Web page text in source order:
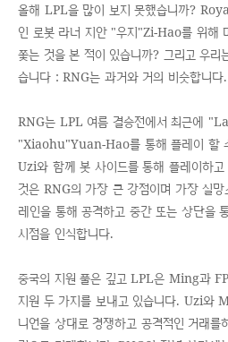
올해 LPL을 많이 보지 못했습니까?
인 로봇 라너 지안 "우지"Zi-Hao를 위해
쫓는 것을 본 적이 있습니까? 그리고 우리
습니다 : RNG는 과거와 거의 비슷합니다.
RNG는 LPL 여름 결승전에서 최근에
"Xiaohu"Yuan-Hao를 통해 플레이 할
Uzi와 함께 봇 사이드를 통해 플레이
것은 RNG의 가장 큰 강점이며 가장 실망
레인을 통해 공격하고 중간 또는 상단을
시점을 인식합니다.
중국의 지원 풀은 깊고 LPL은 Ming과
지원 두 가지를 보내고 있습니다. Uzi와
니언을 상대로 경쟁하고 공격적인 거래를